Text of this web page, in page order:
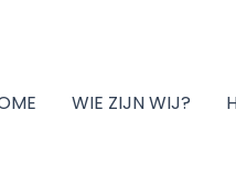
WIE ZIJN WIJ?